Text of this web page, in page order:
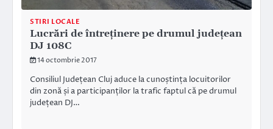
STIRI LOCALE
Lucrări de întreţinere pe drumul judeţean
DJ 108C
14 octombrie 2017
Consiliul Județean Cluj aduce la cunoștința locuitorilor
din zonă și a participanților la trafic faptul că pe drumul
județean DJ…